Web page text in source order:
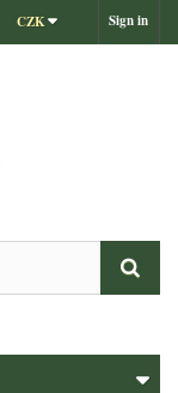
Sign in
CZK